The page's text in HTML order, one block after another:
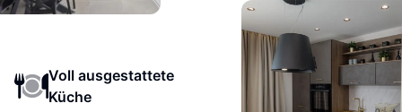
Voll ausgestattete
Küche